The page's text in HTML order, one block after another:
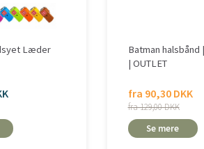
Læder
Batman halsbånd
| OUTLET
fra 90,30 DKK
fra 129,00 DKK
Se mere